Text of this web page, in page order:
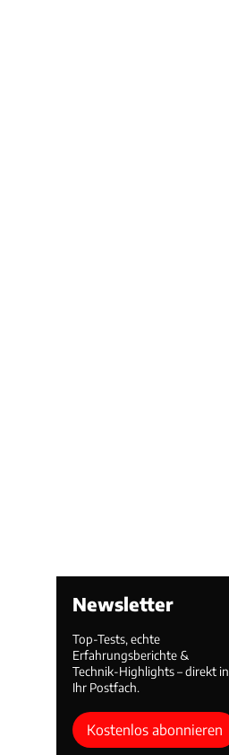
Newsletter
Top-Tests, echte
Erfahrungsberichte &
Technik-Highlights – direkt in
Ihr Postfach.
Kostenlos abonnieren